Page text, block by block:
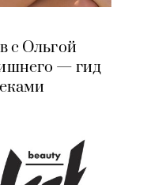
с Ольгой
— гид